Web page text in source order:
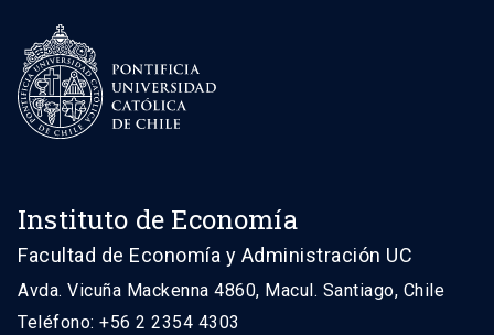
Instituto de Economía
Facultad de Economía y Administración UC
Avda. Vicuña Mackenna 4860, Macul. Santiago, Chile
Teléfono: +56 2 2354 4303